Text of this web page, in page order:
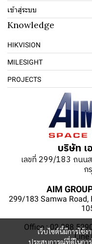
เว็บไซต์นี้มีการใช้
ประสบการณ์ที่ดีในกา
เข้าสู่ระบบ
Knowledge
HIKVISION
MILESIGHT
PROJECTS
บริษัท เ
เลขที่ 299/183 ถนนส
ก
AIM
299/183 Samwa Road,
Office : 02 088
Line